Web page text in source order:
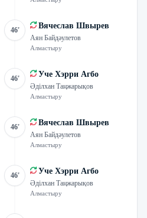
46' Вячеслав Швырев
Аян Байдәулетов
Алмастыру
46' Уче Хэрри Агбо
Әділхан Таңжарықов
Алмастыру
46' Вячеслав Швырев
Аян Байдәулетов
Алмастыру
46' Уче Хэрри Агбо
Әділхан Таңжарықов
Алмастыру